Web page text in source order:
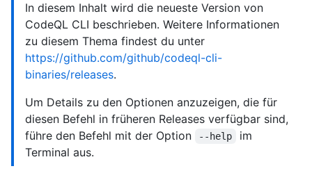
In diesem Inhalt wird die neueste Version von
CodeQL CLI beschrieben. Weitere Informationen
zu diesem Thema findest du unter
https://github.com/github/codeql-cli-
binaries/releases.
Um Details zu den Optionen anzuzeigen, die für
diesen Befehl in früheren Releases verfügbar sind,
führe den Befehl mit der Option
--help
im
Terminal aus.